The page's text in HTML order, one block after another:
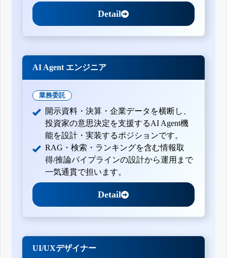
Detail
AI Agent エンジニア
業務委託
開示資料・決算・企業データを横断し、
投資家の意思決定を支援するAI Agent機
能を設計・実装するポジションです。
RAG・検索・ランキングを含む情報取
得/推論パイプラインの設計から運用まで
一気通貫で担います。
Detail
UI/UXデザイナー